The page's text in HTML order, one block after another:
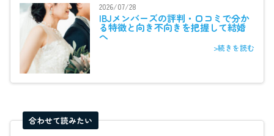
2026/07/28
IBJメンバーズの評判・口コミで分か
る特徴と向き不向きを把握して結婚
へ
>続きを読む
合わせて読みたい